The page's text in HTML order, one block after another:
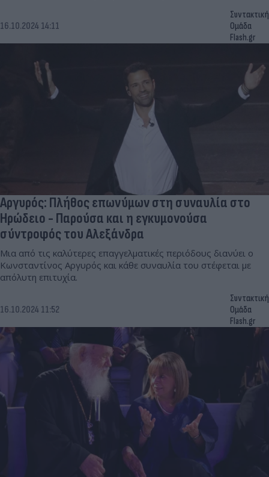
16.10.2024 14:11
Συντακτική
Ομάδα
Flash.gr
Αργυρός: Πλήθος επωνύμων στη συναυλία στο
Ηρώδειο - Παρούσα και η εγκυμονούσα
σύντροφός του Αλεξάνδρα
Μια από τις καλύτερες επαγγελματικές περιόδους διανύει ο
Κωνσταντίνος Αργυρός και κάθε συναυλία του στέφεται με
απόλυτη επιτυχία.
16.10.2024 11:52
Συντακτική
Ομάδα
Flash.gr